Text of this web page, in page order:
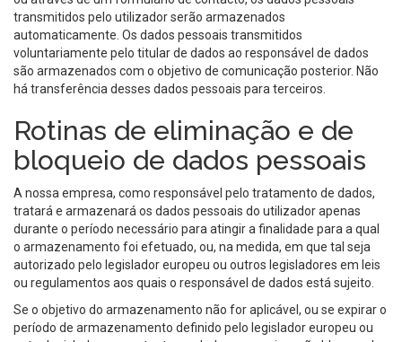
transmitidos pelo utilizador serão armazenados
automaticamente. Os dados pessoais transmitidos
voluntariamente pelo titular de dados ao responsável de dados
são armazenados com o objetivo de comunicação posterior. Não
há transferência desses dados pessoais para terceiros.
Rotinas de eliminação e de
bloqueio de dados pessoais
A nossa empresa, como responsável pelo tratamento de dados,
tratará e armazenará os dados pessoais do utilizador apenas
durante o período necessário para atingir a finalidade para a qual
o armazenamento foi efetuado, ou, na medida, em que tal seja
autorizado pelo legislador europeu ou outros legisladores em leis
ou regulamentos aos quais o responsável de dados está sujeito.
Se o objetivo do armazenamento não for aplicável, ou se expirar o
período de armazenamento definido pelo legislador europeu ou